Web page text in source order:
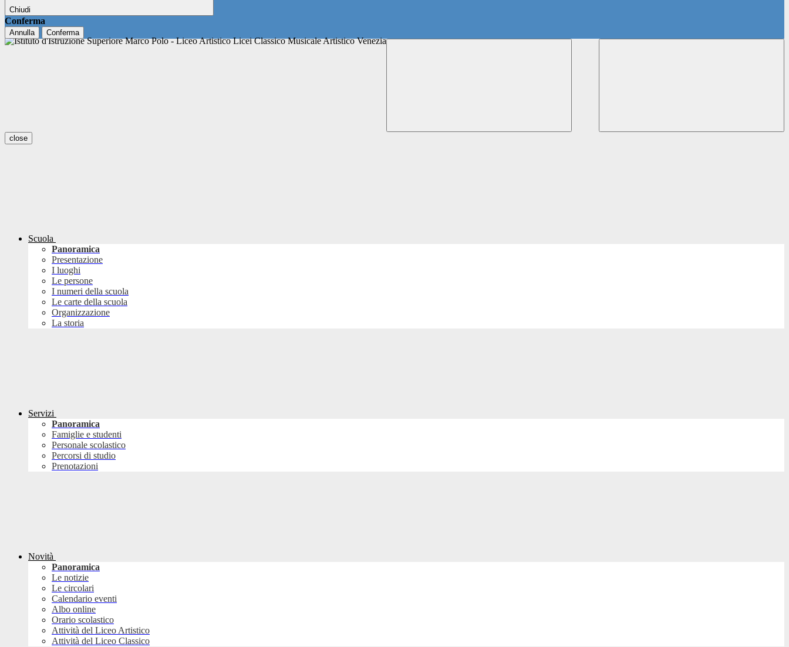
Chiudi
Conferma
Annulla Conferma
close
Scuola
Panoramica
Presentazione
I luoghi
Le persone
I numeri della scuola
Le carte della scuola
Organizzazione
La storia
Servizi
Panoramica
Famiglie e studenti
Personale scolastico
Percorsi di studio
Prenotazioni
Novità
Panoramica
Le notizie
Le circolari
Calendario eventi
Albo online
Orario scolastico
Attività del Liceo Artistico
Attività del Liceo Classico